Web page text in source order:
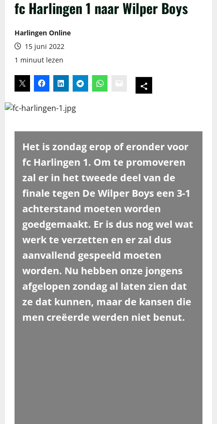
fc Harlingen 1 naar Wilper Boys
Harlingen Online
15 juni 2022
1 minuut lezen
Het is zondag erop of eronder voor
fc Harlingen 1. Om te promoveren
zal er in het tweede deel van de
finale tegen De Wilper Boys een 3-1
achterstand moeten worden
goedgemaakt. Er is dus nog wel wat
werk te verzetten en er zal dus
aanvallend gespeeld moeten
worden. Nu hebben onze jongens
afgelopen zondag al laten zien dat
ze dat kunnen, maar de kansen die
men creëerde werden niet benut.